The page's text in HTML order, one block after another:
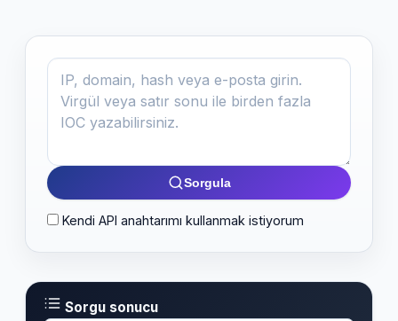
IOC değeri
Sorgula
Kendi API anahtarımı kullanmak istiyorum
Sorgu sonucu